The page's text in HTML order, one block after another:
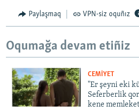
Paylaşmaq VPN-siz oquñız
Oqumağa devam etiñiz
CEMİYET
"Er şeyni eki
Seferberlik
kene